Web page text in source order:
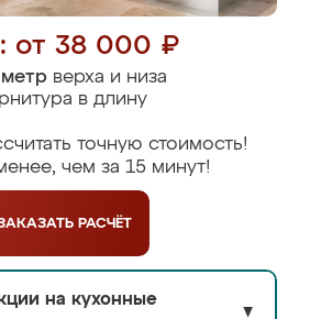
от 38 000 ₽
верха и низа
в длину
точную стоимость!
чем за 15 минут!
РАСЧЁТ
на кухонные
▼